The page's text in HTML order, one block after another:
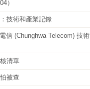
）
技術和產業記錄
信 (Chunghwa Telecom) 技術
清單
被查